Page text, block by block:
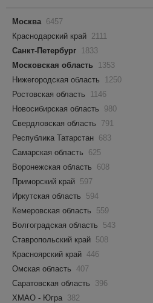
Москва 6457
Краснодарский край 2111
Санкт-Петербург 1833
Московская область 1353
Нижегородская область
1250
Ростовская область
1146
Новосибирская область
980
Свердловская область
791
Республика Татарстан 683
Самарская область
625
Воронежская область
608
Приморский край 597
Иркутская область
594
Кемеровская область
559
Волгоградская область
543
Ставропольский край 508
Красноярский край 446
Омская область 407
Саратовская область
396
ХМАО - Югра 382